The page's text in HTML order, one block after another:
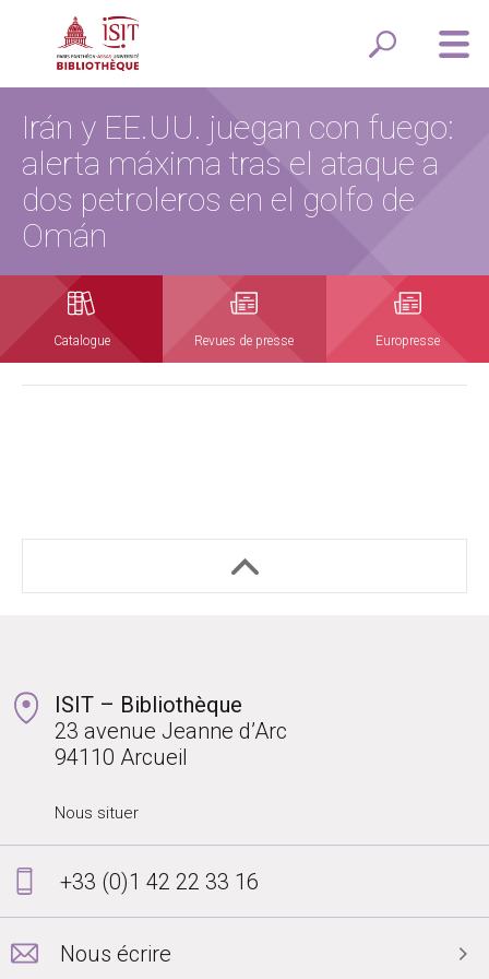
Irán y EE.UU. juegan con fuego:
alerta máxima tras el ataque a
dos petroleros en el golfo de
Omán
Catalogue Revues de presse Europresse
ISIT – Bibliothèque
23 avenue Jeanne d’Arc
94110 Arcueil
Nous situer
+33 (0)1 42 22 33 16
Nous écrire